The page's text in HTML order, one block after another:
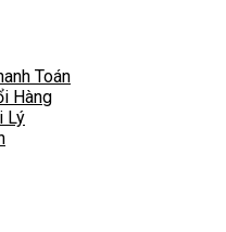
Toán
Hàng
Lý